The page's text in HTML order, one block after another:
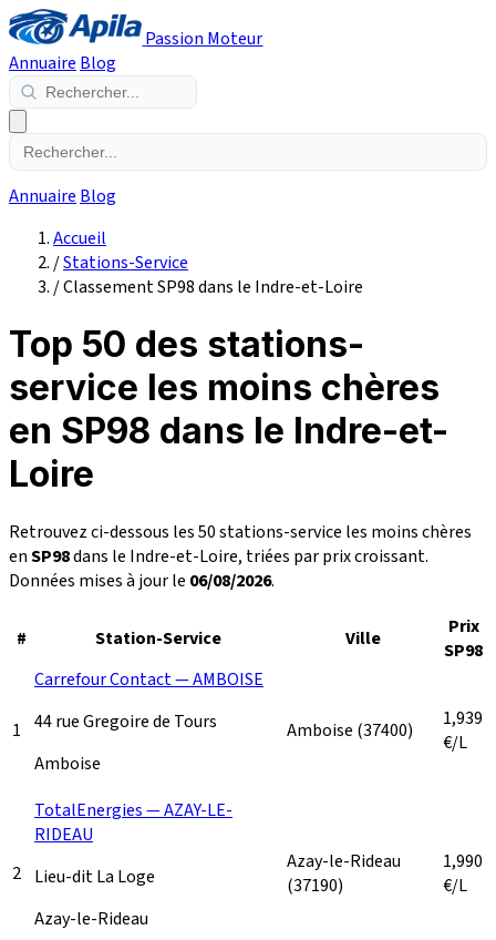
Passion Moteur
Annuaire Blog
Annuaire Blog
Accueil
/Stations-Service
/Classement SP98 dans le Indre-et-Loire
Top 50 des stations-
service les moins chères
en SP98 dans le Indre-et-
Loire
Retrouvez ci-dessous les 50 stations-service les moins chères
enSP98dans le Indre-et-Loire, triées par prix croissant.
Données mises à jour le 06/08/2026.
# Station-Service Ville
Prix
SP98
1
Carrefour Contact — AMBOISE
44 rue Gregoire de Tours
Amboise
Amboise (37400)
1,939
€/L
2
TotalEnergies — AZAY-LE-
RIDEAU
Lieu-dit La Loge
Azay-le-Rideau
Azay-le-Rideau
(37190)
1,990
€/L